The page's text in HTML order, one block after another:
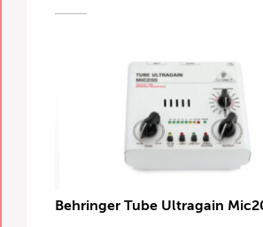
Behringer Tube Ultragain